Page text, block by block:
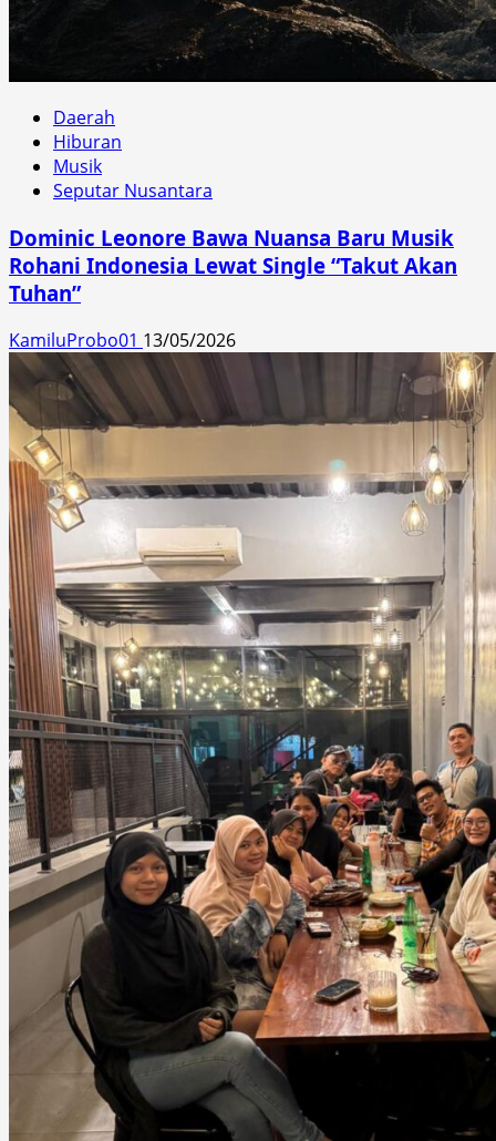
Daerah
Hiburan
Musik
Seputar Nusantara
Dominic Leonore Bawa Nuansa Baru Musik
Rohani Indonesia Lewat Single “Takut Akan
Tuhan”
KamiluProbo01 13/05/2026